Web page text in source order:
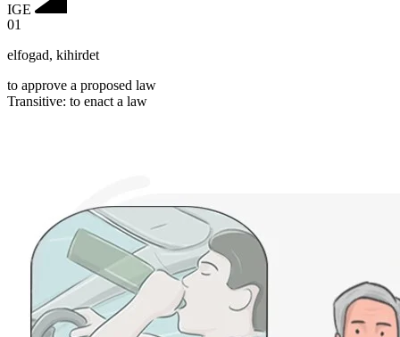
IGE
01
elfogad, kihirdet
to approve a proposed law
Transitive: to enact a law